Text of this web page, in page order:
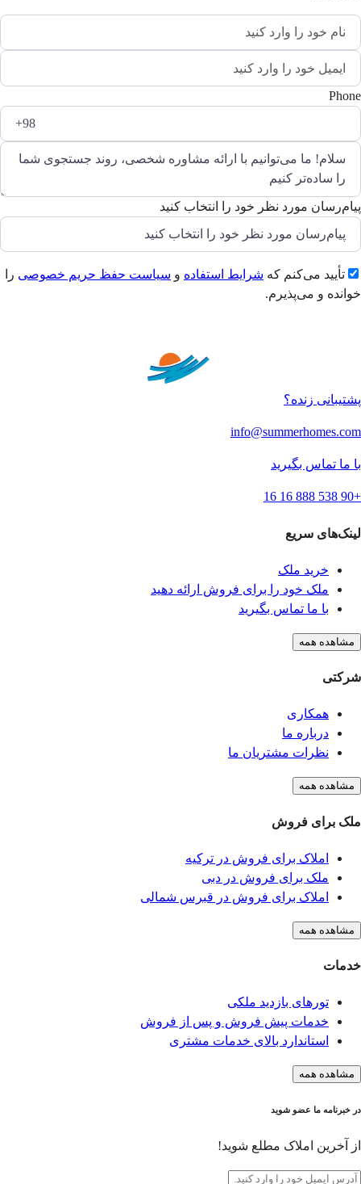
Phone
پیام‌رسان مورد نظر خود را انتخاب کنید
تأیید می‌کنم که شرایط استفاده و سیاست حفظ حریم خصوصی را
خوانده و می‌پذیرم.
پشتیبانی زنده؟
info@summerhomes.com
با ما تماس بگیرید
+90 538 888 16 16
لینک‌های سریع
خرید ملک
ملک خود را برای فروش ارائه دهید
با ما تماس بگیرید
مشاهده همه
شرکتی
همکاری
درباره ما
نظرات مشتریان ما
مشاهده همه
ملک برای فروش
املاک برای فروش در ترکیه
ملک برای فروش در دبی
املاک برای فروش در قبرس شمالی
مشاهده همه
خدمات
تورهای بازدید ملکی
خدمات پیش فروش و پس از فروش
استاندارد بالای خدمات مشتری
مشاهده همه
در خبرنامه ما عضو شوید
از آخرین املاک مطلع شوید!